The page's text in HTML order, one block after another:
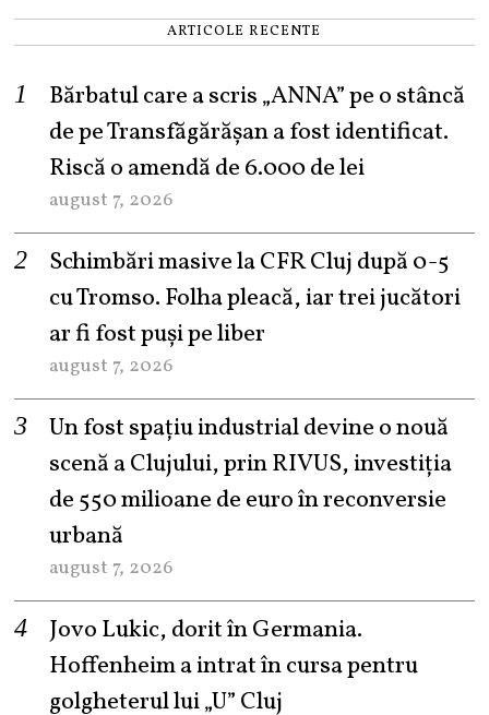
ARTICOLE RECENTE
Bărbatul care a scris „ANNA” pe o stâncă
de pe Transfăgărășan a fost identificat.
Riscă o amendă de 6.000 de lei
august 7, 2026
Schimbări masive la CFR Cluj după 0-5
cu Tromso. Folha pleacă, iar trei jucători
ar fi fost puși pe liber
august 7, 2026
Un fost spațiu industrial devine o nouă
scenă a Clujului, prin RIVUS, investiția
de 550 milioane de euro în reconversie
urbană
august 7, 2026
Jovo Lukic, dorit în Germania.
Hoffenheim a intrat în cursa pentru
golgheterul lui „U” Cluj